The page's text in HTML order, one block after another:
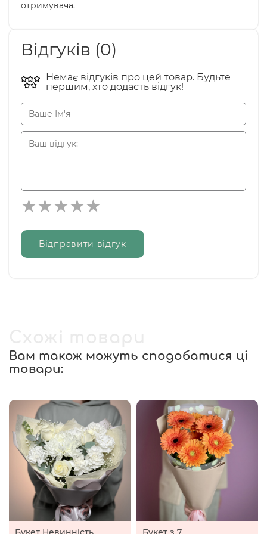
отримувача.
Відгуків (0)
Немає відгуків про цей товар. Будьте
першим, хто додасть відгук!
Відправити відгук
Вам також можуть сподобатися ці
товари: